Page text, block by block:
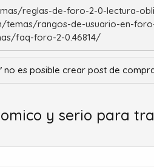
reglas-de-foro-2-0-lectura-
temas/rangos-de-usuario-en-
faq-foro-2-0.46814/
no es posible crear post de
y serio para